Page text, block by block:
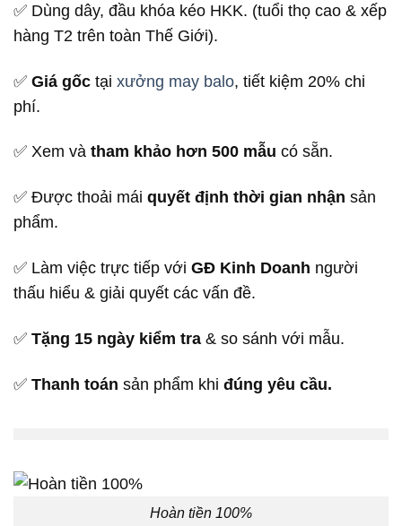
✅ Dùng dây, đầu khóa kéo HKK. (tuổi thọ cao & xếp
hàng T2 trên toàn Thế Giới).
✅ Giá gốc tại xưởng may balo, tiết kiệm 20% chi
phí.
✅ Xem và tham khảo hơn 500 mẫu có sẵn.
✅ Được thoải mái quyết định thời gian nhận sản
phẩm.
✅ Làm việc trực tiếp với GĐ Kinh Doanh người
thấu hiểu & giải quyết các vấn đề.
✅ Tặng 15 ngày kiểm tra & so sánh với mẫu.
✅ Thanh toán sản phẩm khi đúng yêu cầu.
Hoàn tiền 100%